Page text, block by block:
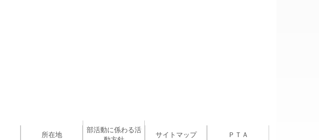
所在地
部活動に係わる活
サイトマップ ＰＴＡ